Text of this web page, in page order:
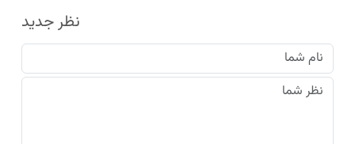
نظر جدید